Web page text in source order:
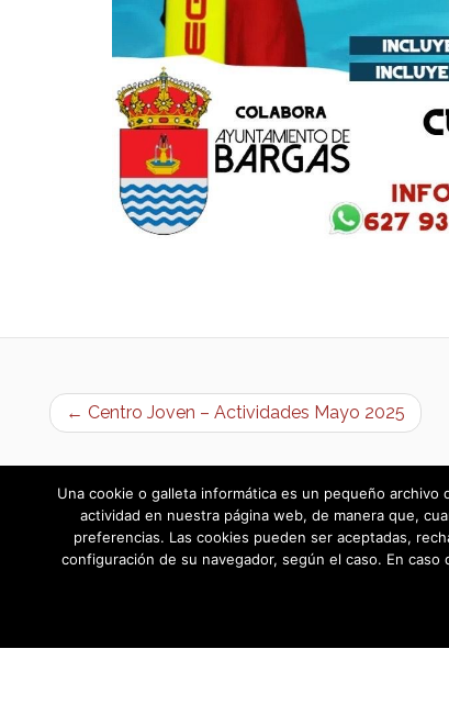
← Centro Joven – Actividades Mayo 2025
Una cookie o galleta informática es un pequeño
actividad en nuestra página web, de manera que,
preferencias. Las cookies pueden ser aceptadas,
configuración de su navegador, según el caso. En